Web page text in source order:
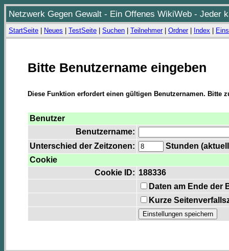
Netzwerk Gegen Gewalt - Ein Offenes WikiWeb - Jeder
StartSeite Neues TestSeite Suchen Teilnehmer| Ordner| Index
Bitte Benutzername eingeben
Diese Funktion erfordert einen gültigen Benutzernamen. Bitte
Benutzer
Benutzername:
Unterschied der Zeitzonen:
Stunden
Cookie
Cookie ID: 188336
Daten am Ende der
Kurze